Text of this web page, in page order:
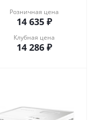
Розничная цена
14 635 ₽
Клубная цена
14 286 ₽